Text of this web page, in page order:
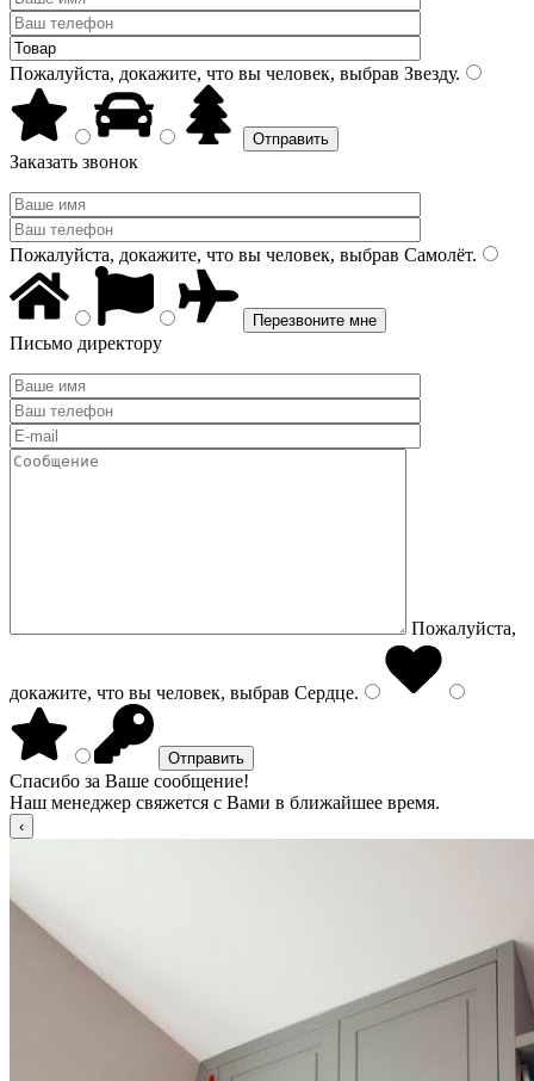
Пожалуйста, докажите, что вы человек, выбрав Звезду.
Заказать звонок
Пожалуйста, докажите, что вы человек, выбрав Самолёт.
Письмо директору
Пожалуйста,
докажите, что вы человек, выбрав Сердце.
Спасибо за Ваше сообщение!
Наш менеджер свяжется с Вами в ближайшее время.